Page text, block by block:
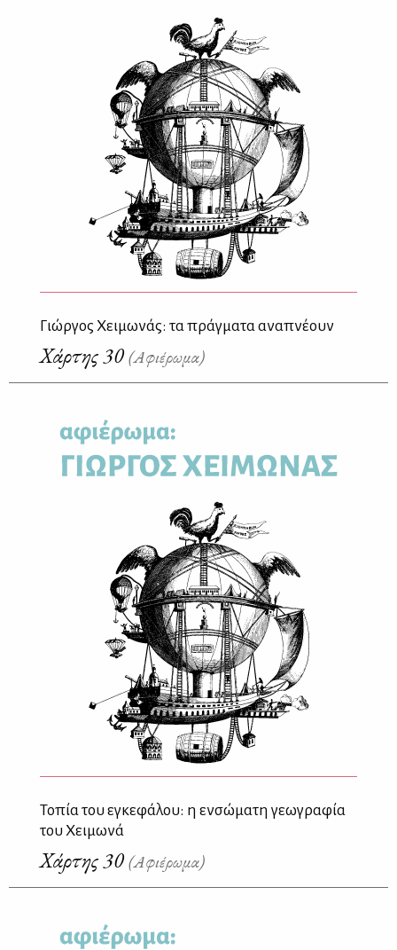
Γιώργος Χειμωνάς: τα πράγματα αναπνέουν
Χάρτης 30(Αφιέρωμα)
Τοπία του εγκεφάλου: η ενσώματη γεωγραφία
του Χειμωνά
Χάρτης 30(Αφιέρωμα)